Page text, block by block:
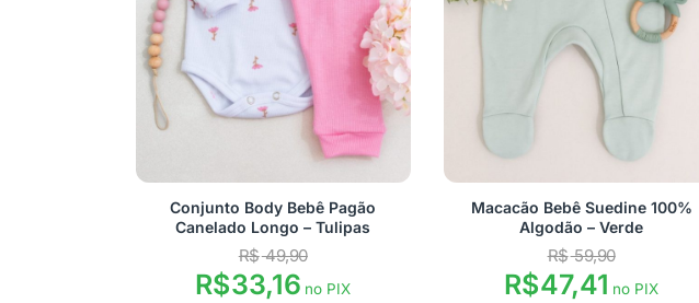
Conjunto Body Bebê Pagão
Canelado Longo – Tulipas
R$49,90
R$33,16 no PIX
Macacão Bebê Suedine 100%
Algodão – Verde
R$59,90
R$47,41 no PIX